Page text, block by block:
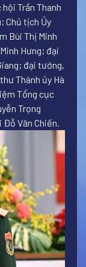
Trần Thanh
Chủ tịch Ủy
Bùi Thị Minh
Hưng; đại
đại tướng,
Thành ủy Hà
Tổng cục
Trọng
Văn Chiến.